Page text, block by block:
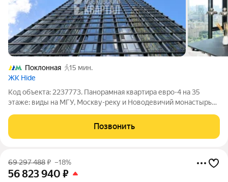
Поклонная
15 мин.
ЖК Hide
Код объекта: 2237773. Панорамная квартира евро-4 на 35
этаже: виды на МГУ, Москву-реку и Новодевичий монастырь
продуманной инженерией. Полностью укомплектована
техникой и необходимой мебелью.
Позвонить
69 297 488₽ –18%
56 823 940 ₽